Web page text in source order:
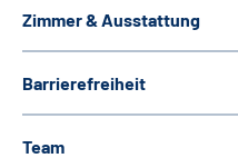
Zimmer & Ausstattung
Barrierefreiheit
Team